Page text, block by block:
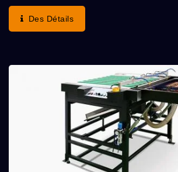
SPS. Ils Fonctionnent En
Des Détails